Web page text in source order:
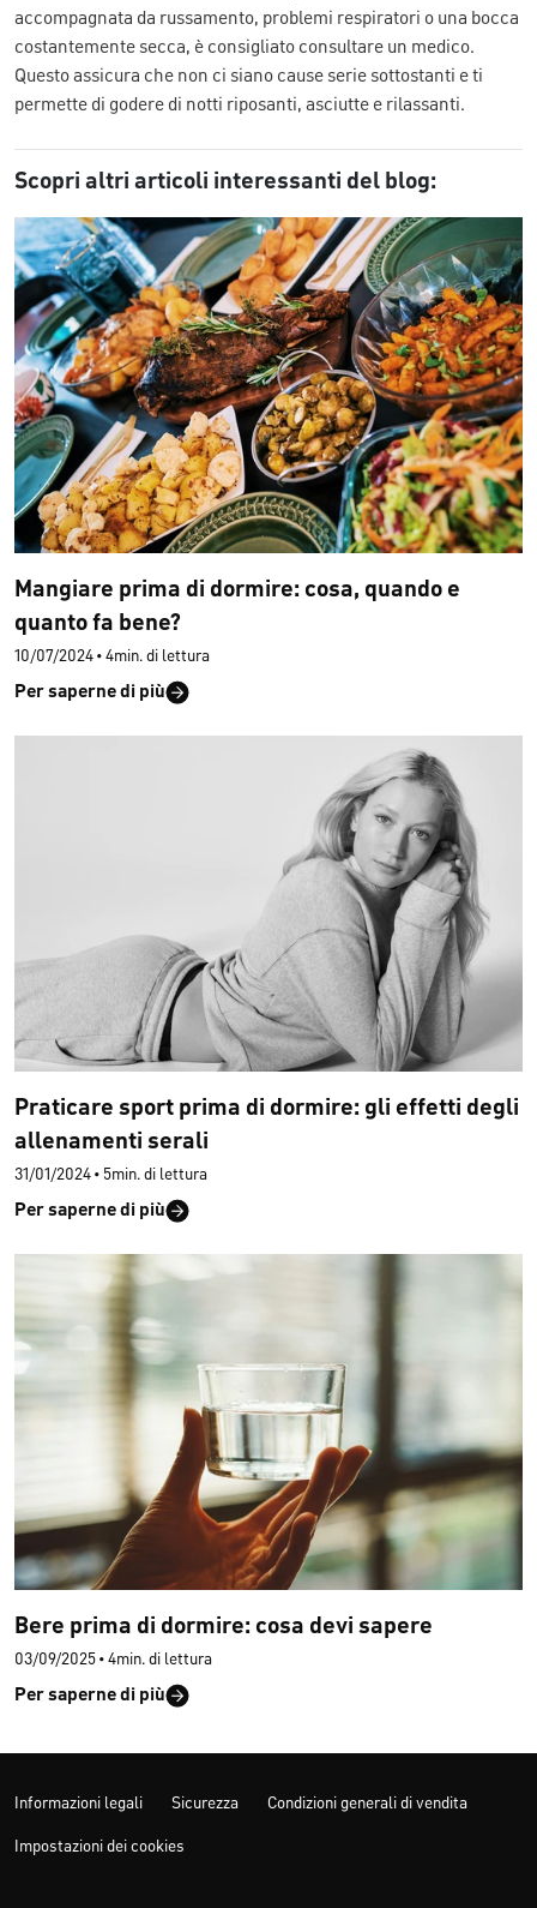
accompagnata da russamento, problemi respiratori o una bocca
costantemente secca, è consigliato consultare un medico.
Questo assicura che non ci siano cause serie sottostanti e ti
permette di godere di notti riposanti, asciutte e rilassanti.
Scopri altri articoli interessanti del blog:
Mangiare prima di dormire: cosa, quando e
quanto fa bene?
10/07/2024 • 4min. di lettura
Per saperne di più
Praticare sport prima di dormire: gli effetti degli
allenamenti serali
31/01/2024 • 5min. di lettura
Per saperne di più
Bere prima di dormire: cosa devi sapere
03/09/2025 • 4min. di lettura
Per saperne di più
Informazioni legali Sicurezza Condizioni generali di vendita
Impostazioni dei cookies